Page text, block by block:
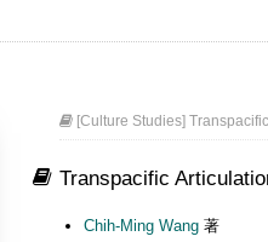
[Culture Studies]
Transpacific
Chih-Ming Wang 著